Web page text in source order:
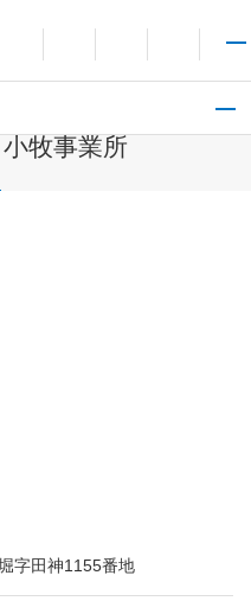
言語切り替えメニュー
サイト内検索を開
お問い合わせ
メイ
牧事業所
字田神1155番地